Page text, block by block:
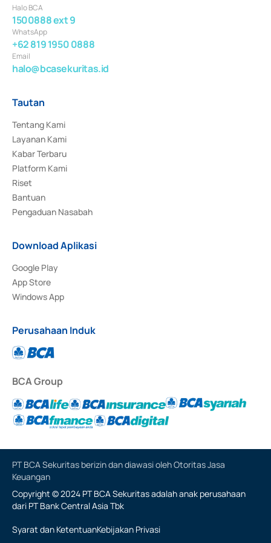
Halo BCA
1500888 ext 9
WhatsApp
+62 819 1950 0888
Email
halo@bcasekuritas.id
Tautan
Tentang Kami
Layanan Kami
Kabar Terbaru
Platform Kami
Riset
Bantuan
Pengaduan Nasabah
Download Aplikasi
Google Play
App Store
Windows App
Perusahaan Induk
BCA Group
PT BCA Sekuritas berizin dan diawasi oleh Otoritas Jasa
Keuangan
Copyright © 2024 PT BCA Sekuritas adalah anak perusahaan
dari PT Bank Central Asia Tbk
Syarat dan KetentuanKebijakan Privasi